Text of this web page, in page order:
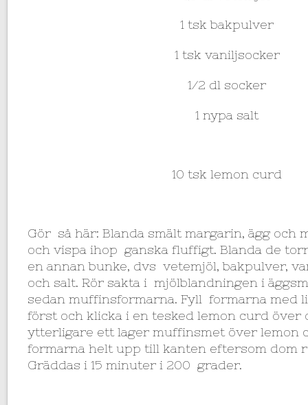
1 tsk bakpulver
1 tsk vaniljsocker
1/2 dl socker
1 nypa salt
10 tsk lemon curd
Gör så här: Blanda smält margarin, ägg och
och vispa ihop ganska fluffigt. Blanda de
en annan bunke, dvs vetemjöl, bakpulver,
och salt. Rör sakta i mjölblandningen i
sedan muffinsformarna. Fyll formarna med
först och klicka i en tesked lemon curd över
ytterligare ett lager muffinsmet över lemon
formarna helt upp till kanten eftersom dom
Gräddas i 15 minuter i 200 grader.